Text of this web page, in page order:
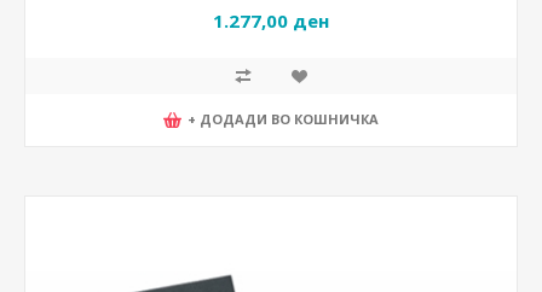
1.277,00 ден
+ ДОДАДИ ВО КОШНИЧКА